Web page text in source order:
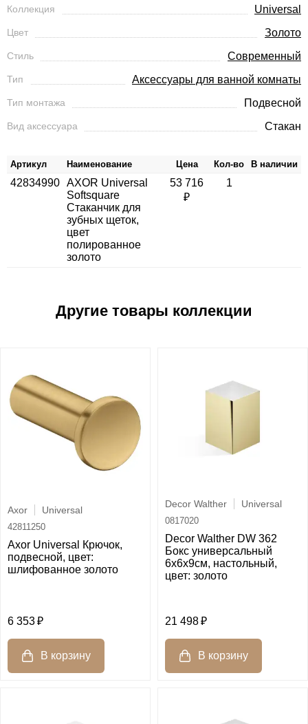
Коллекция Universal
Цвет Золото
Стиль Современный
Тип Аксессуары для ванной комнаты
Тип монтажа Подвесной
Вид аксессуара Стакан
Артикул Наименование Цена Кол-во В наличии
42834990 AXOR Universal
Softsquare
Стаканчик для
зубных щеток,
цвет
полированное
золото
53 716
₽
1
Axor Universal
42811250
Axor Universal Крючок,
подвесной, цвет:
шлифованное золото
6 353
Decor Walther Universal
0817020
Decor Walther DW 362
Бокс универсальный
6x6x9см, настольный,
цвет: золото
21 498